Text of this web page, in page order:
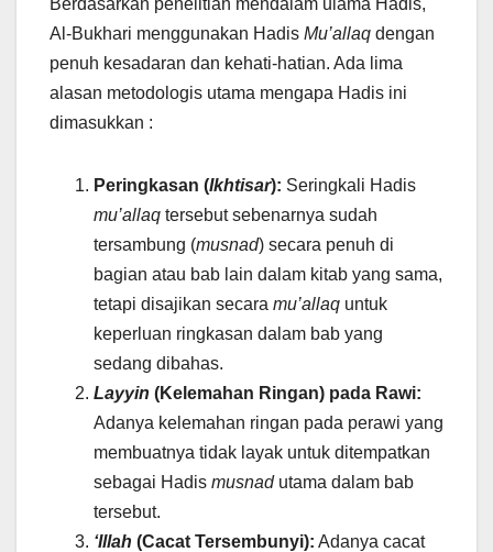
Al-Bukhari menggunakan Hadis Mu’allaq dengan
penuh kesadaran dan kehati-hatian. Ada lima
alasan metodologis utama mengapa Hadis ini
dimasukkan :
Peringkasan (Ikhtisar): Seringkali Hadis
mu’allaq tersebut sebenarnya sudah
tersambung (musnad) secara penuh di
bagian atau bab lain dalam kitab yang sama,
tetapi disajikan secara mu’allaq untuk
keperluan ringkasan dalam bab yang
sedang dibahas.
Layyin (Kelemahan Ringan) pada Rawi:
Adanya kelemahan ringan pada perawi yang
membuatnya tidak layak untuk ditempatkan
sebagai Hadis musnadutama dalam bab
tersebut.
‘Illah (Cacat Tersembunyi): Adanya cacat